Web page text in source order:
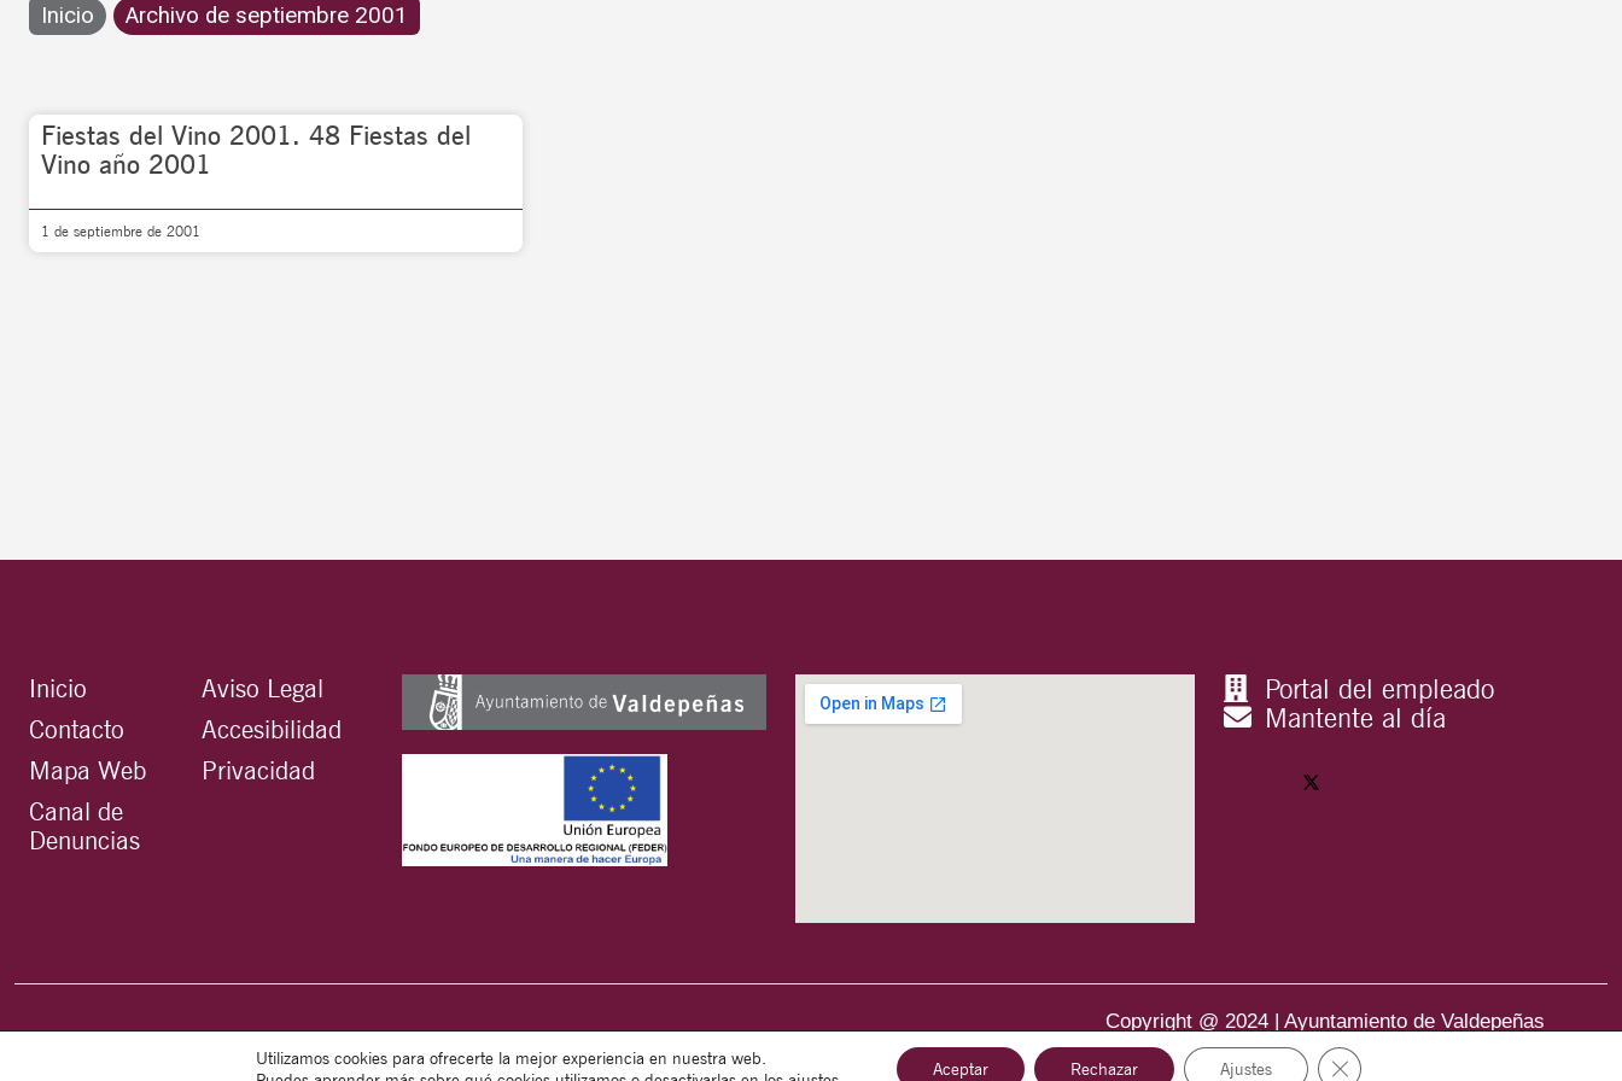
Inicio Archivo de septiembre 2001
Fiestas del Vino 2001. 48 Fiestas del
Vino año 2001
1 de septiembre de 2001
Inicio
Contacto
Mapa Web
Canal de
Denuncias
Aviso Legal
Accesibilidad
Privacidad
Portal del empleado
Mantente al día
Copyright @ 2024 | Ayuntamiento de Valdepeñas
Utilizamos cookies para ofrecerte la mejor experiencia en nuestra web.
Aceptar Rechazar Ajustes Cerrar el banner de cookies RGPD